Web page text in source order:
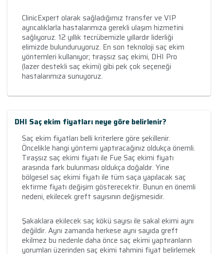
ClinicExpert olarak sağladığımız transfer ve VIP
ayrıcalıklarla hastalarımıza gerekli ulaşım hizmetini
sağlıyoruz. 12 yıllık tecrübemizle yıllardır liderliği
elimizde bulunduruyoruz. En son teknoloji saç ekim
yöntemleri kullanıyor; tıraşsız saç ekimi, DHI Pro
(lazer destekli saç ekimi) gibi pek çok seçeneği
hastalarımıza sunuyoruz.
DHI Saç ekim fiyatları neye göre belirlenir?
Saç ekim fiyatları belli kriterlere göre şekillenir.
Öncelikle hangi yöntemi yaptıracağınız oldukça önemli.
Tıraşsız saç ekimi fiyatı ile Fue Saç ekimi fiyatı
arasında fark bulunması oldukça doğaldır. Yine
bölgesel saç ekimi fiyatı ile tüm saça yapılacak saç
ektirme fiyatı değişim gösterecektir. Bunun en önemli
nedeni, ekilecek greft sayısının değişmesidir.
Şakaklara ekilecek saç kökü sayısı ile sakal ekimi aynı
değildir. Aynı zamanda herkese aynı sayıda greft
ekilmez bu nedenle daha önce saç ekimi yaptıranların
yorumları üzerinden saç ekimi tahmini fiyat belirlemek